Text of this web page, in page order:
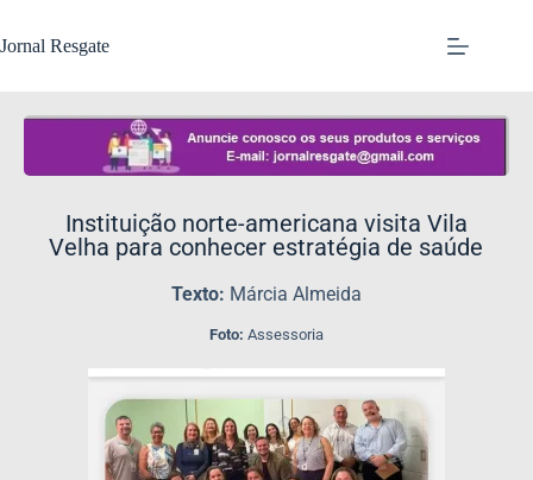
Jornal Resgate
Instituição norte-americana visita Vila
Velha para conhecer estratégia de saúde
Texto: Márcia Almeida
Foto: Assessoria